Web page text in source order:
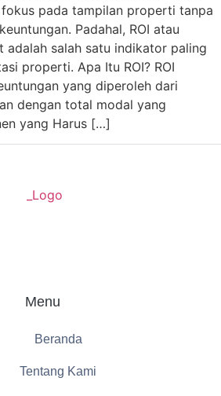
pada tampilan properti tanpa
Padahal, ROI atau
adalah salah satu indikator paling
properti. Apa Itu ROI? ROI
yang diperoleh dari
dengan total modal yang
yang Harus […]
Menu
Beranda
Tentang Kami